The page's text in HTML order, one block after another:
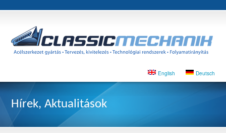
English Deutsch
Hírek, Aktualitások